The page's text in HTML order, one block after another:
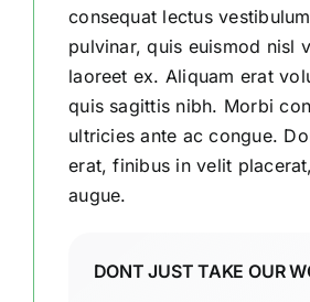
consequat lectus
pulvinar, quis euismod nisl
laoreet ex. Aliquam erat
quis sagittis nibh. Morbi
ultricies ante ac congue.
erat, finibus in velit
augue.
DONT JUST TAKE OUR